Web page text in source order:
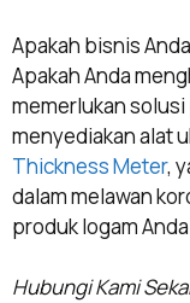
Apakah bisnis
Apakah Anda
memerlukan solusi
menyediakan alat
Thickness Meter,
dalam melawan
produk logam
Hubungi Kami